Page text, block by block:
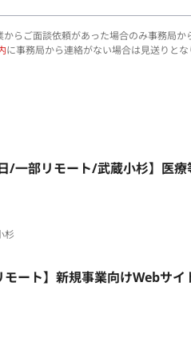
らご面談依頼があった場合のみ事務局か
に事務局から連絡がない場合は見送りとな
/一部リモート/武蔵小杉】医
杉
モート】新規事業向けWebサ